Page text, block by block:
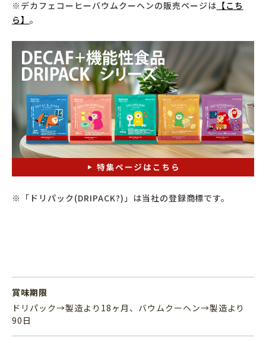
※デカフェコーヒーバウムクーヘンの販売ページは 【こち
ら】 。
※「ドリパック(DRIPACK?)」は当社の登録商標です。
賞味期限
ドリパック→製造より18ヶ月、バウムクーヘン→製造より
90日